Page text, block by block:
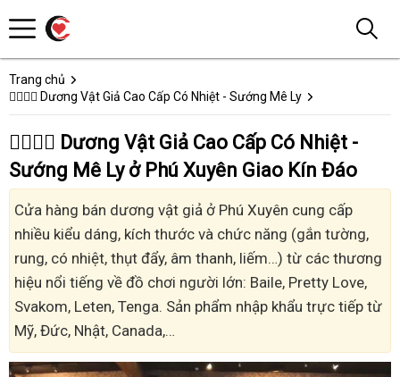
Trang chủ
👩‍❤️‍💋‍👨 Dương Vật Giả Cao Cấp Có Nhiệt - Sướng Mê Ly
👩‍❤️‍💋‍👨 Dương Vật Giả Cao Cấp Có Nhiệt -
Sướng Mê Ly ở Phú Xuyên Giao Kín Đáo
Cửa hàng bán dương vật giả ở Phú Xuyên cung cấp
nhiều kiểu dáng, kích thước và chức năng (gắn tường,
rung, có nhiệt, thụt đẩy, âm thanh, liếm…) từ các thương
hiệu nổi tiếng về đồ chơi người lớn: Baile, Pretty Love,
Svakom, Leten, Tenga. Sản phẩm nhập khẩu trực tiếp từ
Mỹ, Đức, Nhật, Canada,…